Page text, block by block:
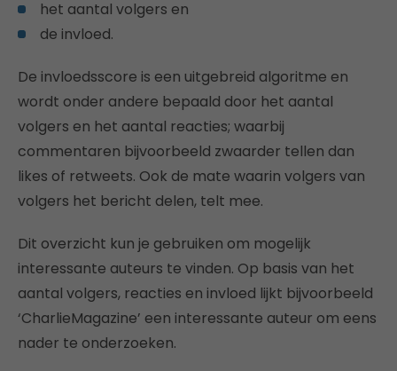
het aantal volgers en
de invloed.
De invloedsscore is een uitgebreid algoritme en
wordt onder andere bepaald door het aantal
volgers en het aantal reacties; waarbij
commentaren bijvoorbeeld zwaarder tellen dan
likes of retweets. Ook de mate waarin volgers van
volgers het bericht delen, telt mee.
Dit overzicht kun je gebruiken om mogelijk
interessante auteurs te vinden. Op basis van het
aantal volgers, reacties en invloed lijkt bijvoorbeeld
‘CharlieMagazine’ een interessante auteur om eens
nader te onderzoeken.